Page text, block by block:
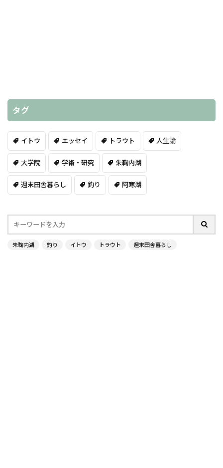
タグ
イトウ エッセイ トラウト 人生論
大学院 学術・研究 朱鞠内湖
週末田舎暮らし 釣り 阿寒湖
朱鞠内湖 釣り イトウ トラウト 週末田舎暮らし